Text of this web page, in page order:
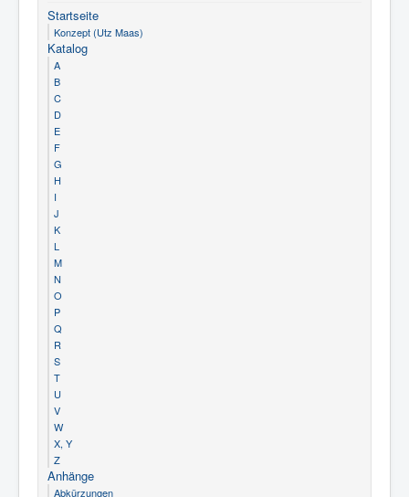
Startseite
Konzept (Utz Maas)
Katalog
A
B
C
D
E
F
G
H
I
J
K
L
M
N
O
P
Q
R
S
T
U
V
W
X, Y
Z
Anhänge
Abkürzungen